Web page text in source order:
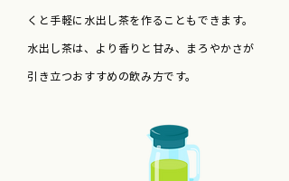
くと手軽に水出し茶を作ることもできます。
水出し茶は、より香りと甘み、まろやかさが
引き立つおすすめの飲み方です。